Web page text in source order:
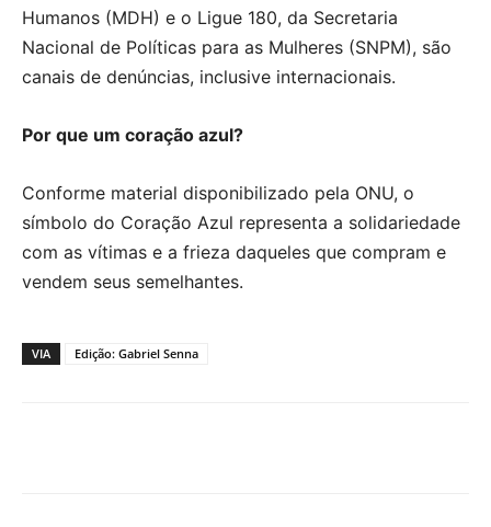
Humanos (MDH) e o Ligue 180, da Secretaria
Nacional de Políticas para as Mulheres (SNPM), são
canais de denúncias, inclusive internacionais.
Por que um coração azul?
Conforme material disponibilizado pela ONU, o
símbolo do Coração Azul representa a solidariedade
com as vítimas e a frieza daqueles que compram e
vendem seus semelhantes.
VIA Edição: Gabriel Senna